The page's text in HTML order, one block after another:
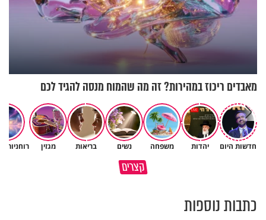
מאבדים ריכוז במהירות? זה מה שהמוח מנסה להגיד לכם
חדשות היום יהדות משפחה נשים בריאות מגזין רוחניות
קצרים
באיזה ארץ לומדים יותר גמרא
כתבות נוספות